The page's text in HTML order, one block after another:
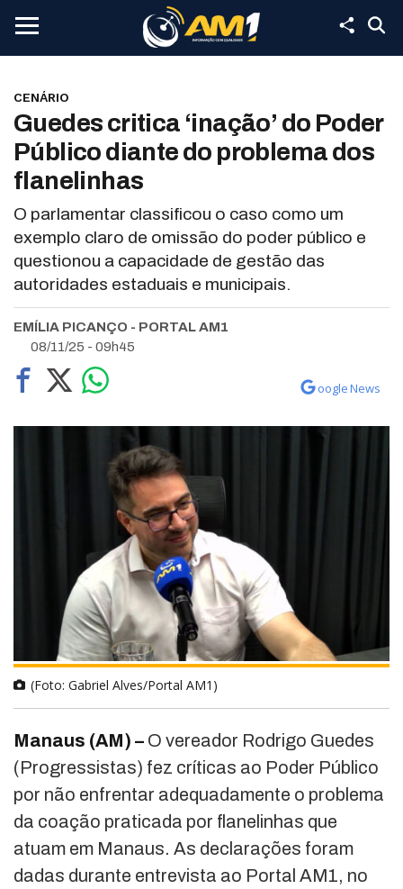
CENÁRIO
Guedes critica ‘inação’ do Poder
Público diante do problema dos
flanelinhas
O parlamentar classificou o caso como um
exemplo claro de omissão do poder público e
questionou a capacidade de gestão das
autoridades estaduais e municipais.
EMÍLIA PICANÇO - PORTAL AM1
08/11/25 - 09h45
oogle News
(Foto: Gabriel Alves/Portal AM1)
Manaus (AM) – O vereador Rodrigo Guedes
(Progressistas) fez críticas ao Poder Público
por não enfrentar adequadamente o problema
da coação praticada por flanelinhas que
atuam em Manaus. As declarações foram
dadas durante entrevista ao Portal AM1, no